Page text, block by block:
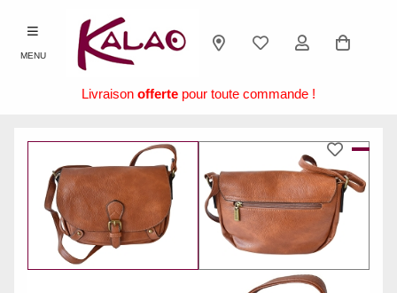
MENU
Livraison offerte pour toute commande !